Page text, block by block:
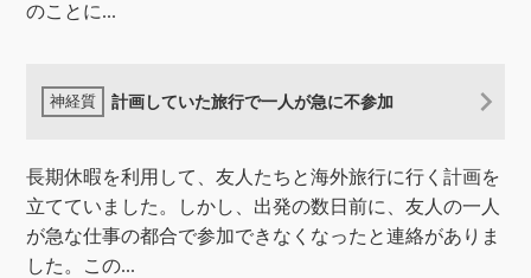
のことに...
計画していた旅行で一人が急に不参加
長期休暇を利用して、友人たちと海外旅行に行く計画を
立てていました。しかし、出発の数日前に、友人の一人
が急な仕事の都合で参加できなくなったと連絡がありま
した。この...